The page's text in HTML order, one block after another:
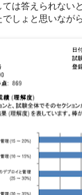
ては答えられな
しょと思いな